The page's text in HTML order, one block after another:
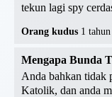
tekun lagi spy
Orang kudus 1 tahun
Mengapa Bunda
Anda bahkan tidak
Katolik, dan anda